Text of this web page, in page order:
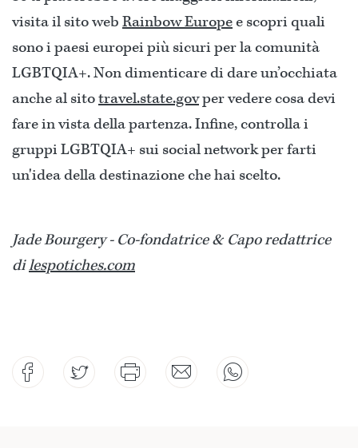
visita il sito web Rainbow Europee scopri quali
sono i paesi europei più sicuri per la comunità
LGBTQIA+. Non dimenticare di dare un’occhiata
anche al sitotravel.state.govper vedere cosa devi
fare in vista della partenza. Infine, controlla i
gruppi LGBTQIA+ sui social network per farti
un'idea della destinazione che hai scelto.
Jade Bourgery - Co-fondatrice & Capo redattrice
dilespotiches.com